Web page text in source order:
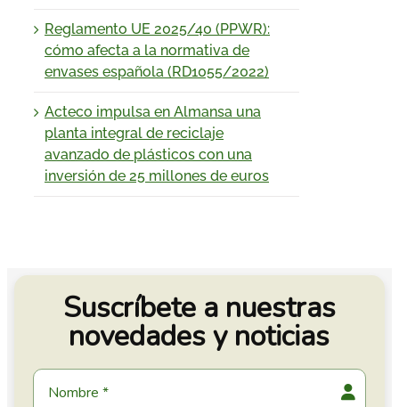
Reglamento UE 2025/40 (PPWR):
cómo afecta a la normativa de
envases española (RD1055/2022)
Acteco impulsa en Almansa una
planta integral de reciclaje
avanzado de plásticos con una
inversión de 25 millones de euros